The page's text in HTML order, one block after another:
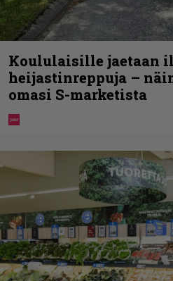
Koululaisille jaetaan
heijastinreppuja –
omasi S-marketista